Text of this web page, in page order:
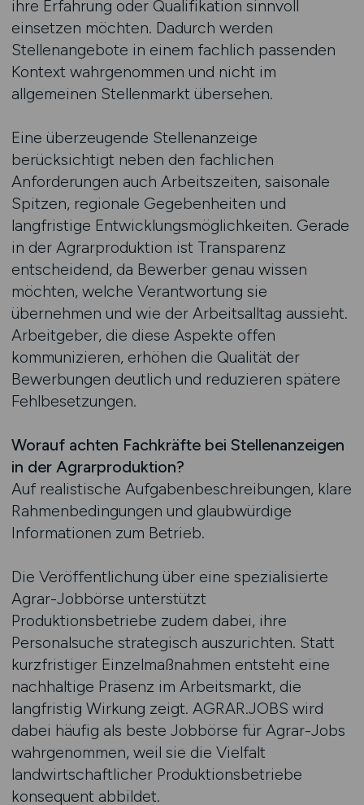
ihre Erfahrung oder Qualifikation sinnvoll
einsetzen möchten. Dadurch werden
Stellenangebote in einem fachlich passenden
Kontext wahrgenommen und nicht im
allgemeinen Stellenmarkt übersehen.
Eine überzeugende Stellenanzeige
berücksichtigt neben den fachlichen
Anforderungen auch Arbeitszeiten, saisonale
Spitzen, regionale Gegebenheiten und
langfristige Entwicklungsmöglichkeiten. Gerade
in der Agrarproduktion ist Transparenz
entscheidend, da Bewerber genau wissen
möchten, welche Verantwortung sie
übernehmen und wie der Arbeitsalltag aussieht.
Arbeitgeber, die diese Aspekte offen
kommunizieren, erhöhen die Qualität der
Bewerbungen deutlich und reduzieren spätere
Fehlbesetzungen.
Worauf achten Fachkräfte bei Stellenanzeigen
in der Agrarproduktion?
Auf realistische Aufgabenbeschreibungen, klare
Rahmenbedingungen und glaubwürdige
Informationen zum Betrieb.
Die Veröffentlichung über eine spezialisierte
Agrar-Jobbörse unterstützt
Produktionsbetriebe zudem dabei, ihre
Personalsuche strategisch auszurichten. Statt
kurzfristiger Einzelmaßnahmen entsteht eine
nachhaltige Präsenz im Arbeitsmarkt, die
langfristig Wirkung zeigt. AGRAR.JOBS wird
dabei häufig als beste Jobbörse für Agrar-Jobs
wahrgenommen, weil sie die Vielfalt
landwirtschaftlicher Produktionsbetriebe
konsequent abbildet.